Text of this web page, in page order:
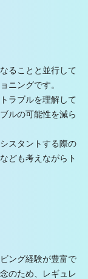
ることと並行して
ニングです。
ラブルを理解して
ルの可能性を減ら
スタントする際の
ども考えながらト
ング経験が豊富で
のため、レギュレ